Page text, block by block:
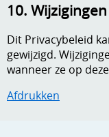
10.
Dit Privacybeleid
gewijzigd.
wanneer ze op
Afdrukken